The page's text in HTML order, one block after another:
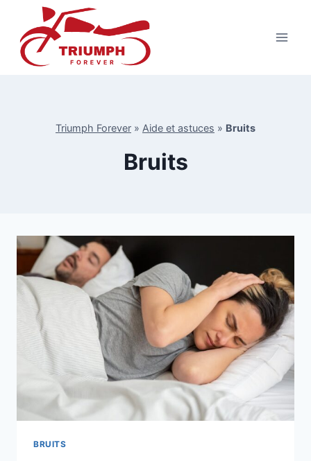
contenu
Triumph Forever » Aide et astuces » Bruits
Bruits
BRUITS